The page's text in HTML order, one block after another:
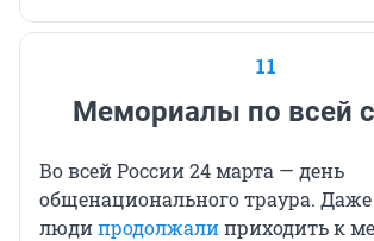
11
Мемориалы по всей
Во всей России 24 марта — день
общенационального траура.
людипродолжалиприходить к